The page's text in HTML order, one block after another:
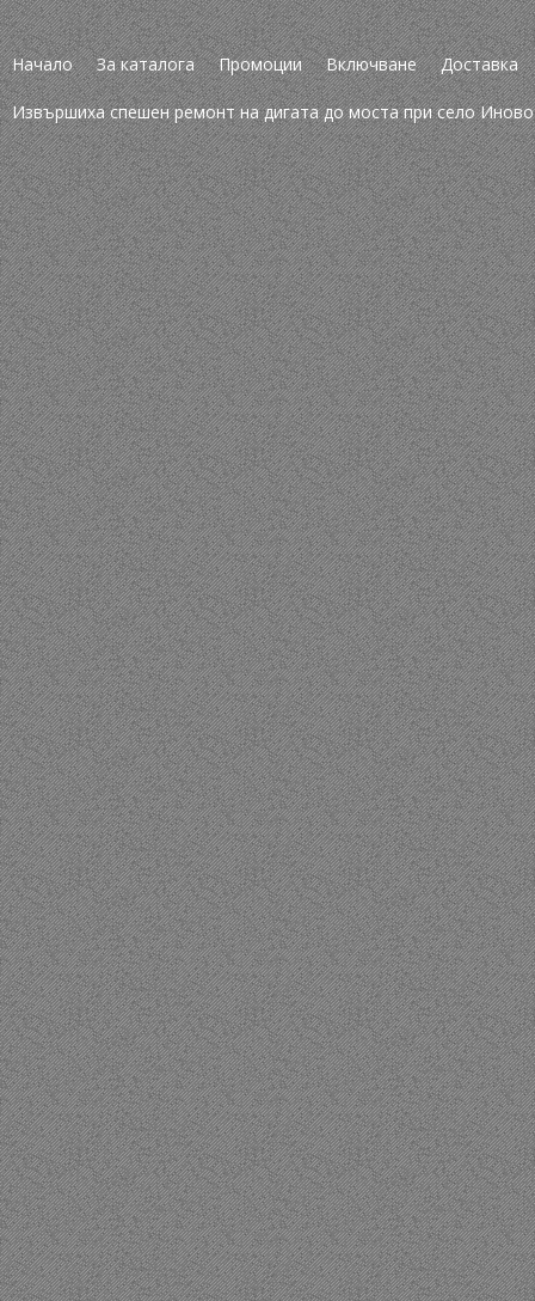
Начало За каталога Промоции Включване Доставка
Извършиха спешен ремонт на дигата до моста при село Иново